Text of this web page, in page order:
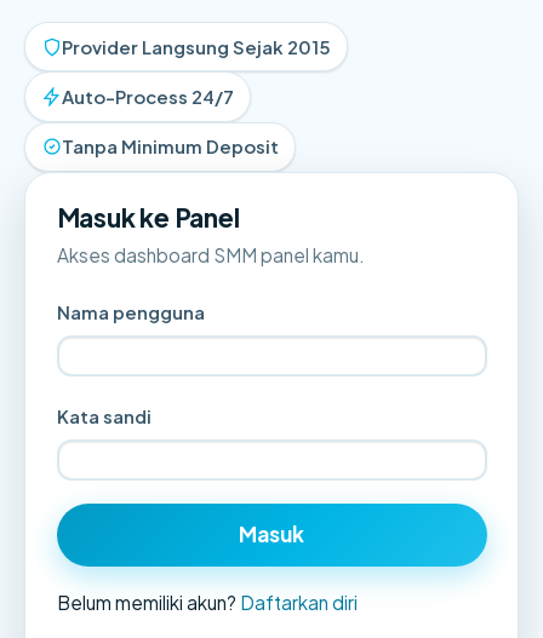
Provider Langsung Sejak 2015
Auto-Process 24/7
Tanpa Minimum Deposit
Masuk ke Panel
Akses dashboard SMM panel kamu.
Nama pengguna
Kata sandi
Masuk
Belum memiliki akun? Daftarkan diri